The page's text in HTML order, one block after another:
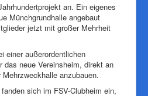
an. Ein eigenes
Münchgrundhalle angebaut
jetzt mit großer Mehrheit
einer außerordentlichen
das neue Vereinsheim, direkt an
anzubauen.
sich im FSV-Clubheim ein,